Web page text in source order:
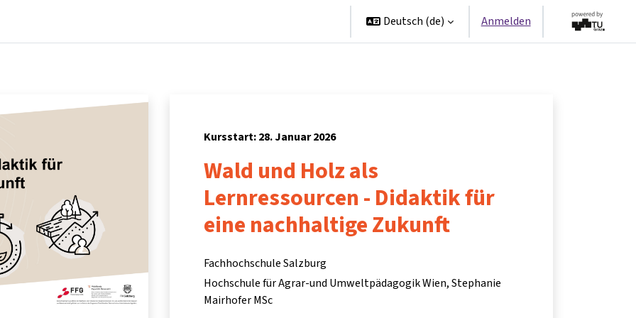
Deutsch ‎(de)‎ Anmelden
Kursstart: 28. Januar 2026
Wald und Holz als
Lernressourcen - Didaktik für
eine nachhaltige Zukunft
Fachhochschule Salzburg
Hochschule für Agrar-und Umweltpädagogik Wien Stephanie
Mairhofer MSc